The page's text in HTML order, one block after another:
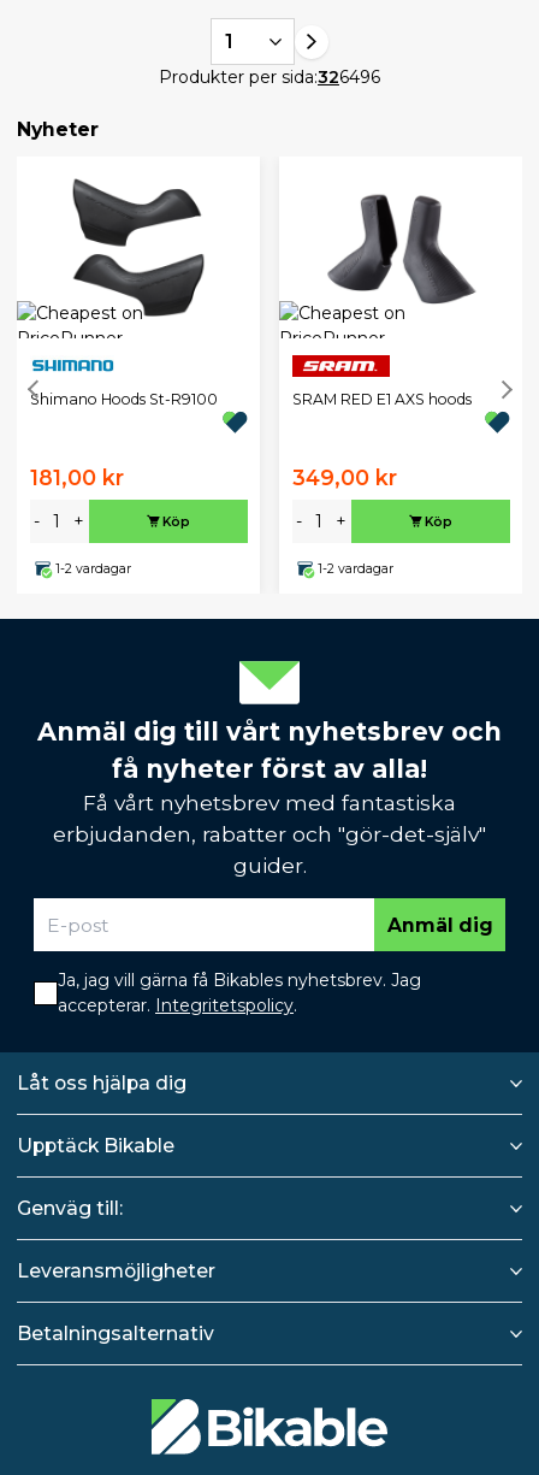
1
Produkter per sida:326496
Nyheter
Shimano Hoods St-R9100
181,00 kr
- + Köp
1-2 vardagar
SRAM RED E1 AXS hoods
349,00 kr
- + Köp
1-2 vardagar
Anmäl dig till vårt nyhetsbrev och
få nyheter först av alla!
Få vårt nyhetsbrev med fantastiska
erbjudanden, rabatter och "gör-det-själv"
guider.
Anmäl dig
Ja, jag vill gärna få Bikables nyhetsbrev. Jag
accepterar. Integritetspolicy.
Låt oss hjälpa dig
Upptäck Bikable
Genväg till:
Leveransmöjligheter
Betalningsalternativ